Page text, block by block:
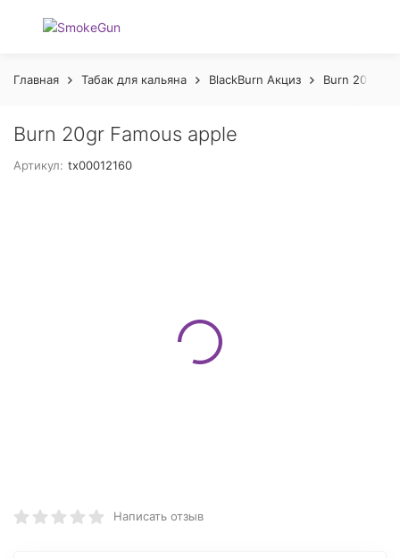
Главная Табак для кальяна BlackBurn Акциз Burn 20 gr
Burn 20gr Famous apple
Артикул: tx00012160
Написать отзыв